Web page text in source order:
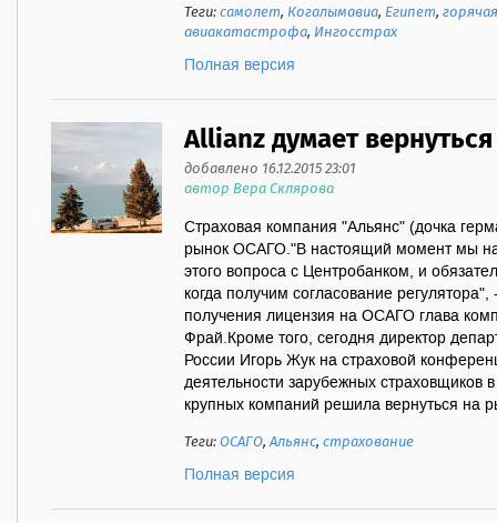
Теги:самолет, Когалымавиа, Египет,
авиакатастрофа, Ингосстрах
Полная версия
Allianz думает
добавлено 16.12.2015 23:01
автор Вера Склярова
Страховая компания "Альянс" (дочка
рынок ОСАГО."В настоящий момент мы
этого вопроса с Центробанком, и
когда получим согласование
получения лицензия на ОСАГО глава
Фрай.Кроме того, сегодня директор
России Игорь Жук на страховой
деятельности зарубежных страховщиков
крупных компаний решила вернуться на
Теги:ОСАГО,Альянс,страхование
Полная версия